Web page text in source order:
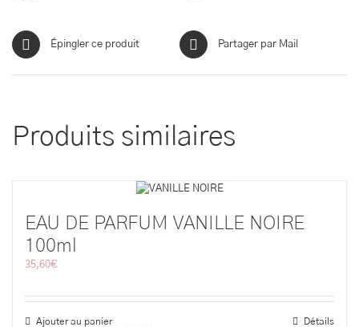
Épingler ce produit Partager par Mail
Produits similaires
EAU DE PARFUM VANILLE NOIRE
100ml
35,60€
Ajouter au panier
Détails